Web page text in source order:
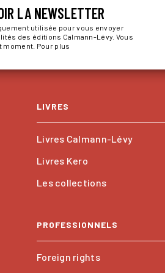
LA NEWSLETTER
utilisée pour vous envoyer
des éditions Calmann-Lévy. Vous
moment. Pour plus
LIVRES
Livres Calmann-Lévy
Livres Kero
Les collections
PROFESSIONNELS
Foreign rights